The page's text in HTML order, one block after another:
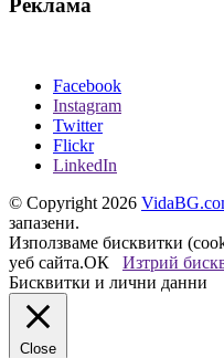
Реклама
Facebook
Instagram
Twitter
Flickr
LinkedIn
© Copyright 2026
запазени.
Използваме бисквитки
уеб сайта.ОК
Изтрий
Бисквитки и лични данни
Close